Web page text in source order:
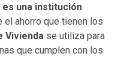
es una institución
el ahorro que tienen los
Vivienda se utiliza para
que cumplen con los